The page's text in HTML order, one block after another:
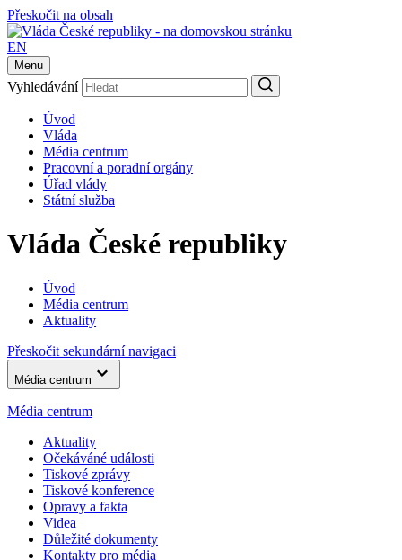
Přeskočit na obsah
EN
Menu
Vyhledávání
Úvod
Vláda
Média centrum
Pracovní a poradní orgány
Úřad vlády
Státní služba
Vláda České republiky
Úvod
Média centrum
Aktuality
Přeskočit sekundární navigaci
Média centrum
Média centrum
Aktuality
Očekáváné události
Tiskové zprávy
Tiskové konference
Opravy a fakta
Videa
Důležité dokumenty
Kontakty pro média